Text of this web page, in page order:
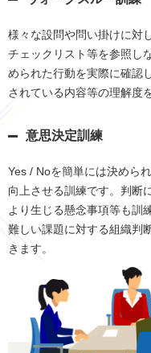
様々な設問や問い掛けに対
チェックリスト等を参照し
められた行動を実際に確認
されている内容等の理解度
意思決定訓練
Yes / Noを簡単には決めら
向上させる訓練です。判断
より生じる懸念事項等も訓
難しい課題に対する組織判
きます。